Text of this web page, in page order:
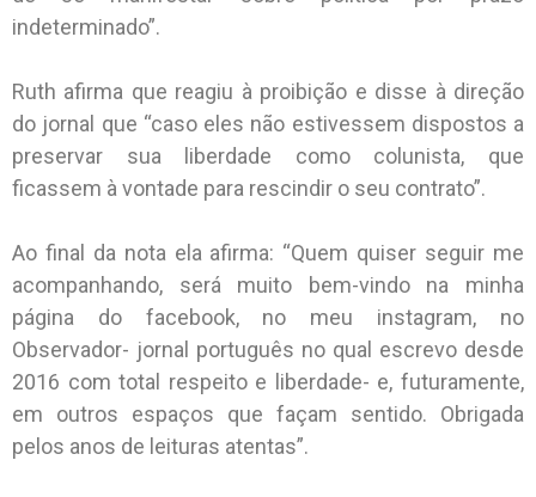
indeterminado”.
Ruth afirma que reagiu à proibição e disse à direção
do jornal que “caso eles não estivessem dispostos a
preservar sua liberdade como colunista, que
ficassem à vontade para rescindir o seu contrato”.
Ao final da nota ela afirma: “Quem quiser seguir me
acompanhando, será muito bem-vindo na minha
página do facebook, no meu instagram, no
Observador- jornal português no qual escrevo desde
2016 com total respeito e liberdade- e, futuramente,
em outros espaços que façam sentido. Obrigada
pelos anos de leituras atentas”.